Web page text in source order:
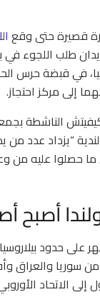
قصيرة حتى وقع
طلب اللجوء في
في قبضة حرس
إلى مركز احتجاز.
الناشطة
“يزداد عدد
ما حصلوا عليه من
أصبح
على حدود
سوريا والعراق
الاتحاد